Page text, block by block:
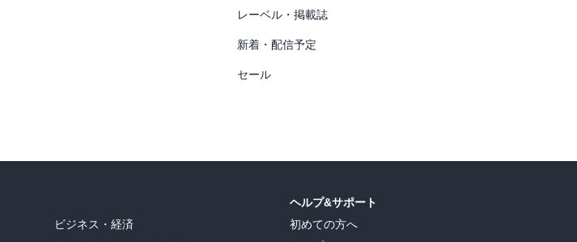
レーベル・掲載誌
新着・配信予定
セール
ビジネス・経済
ヘルプ&サポート
初めての方へ